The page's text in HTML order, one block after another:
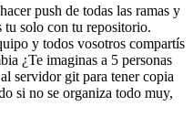
push de todas las ramas y
tu solo con tu repositorio.
y todos vosotros compartís
¿Te imaginas a 5 personas
servidor git para tener copia
si no se organiza todo muy,